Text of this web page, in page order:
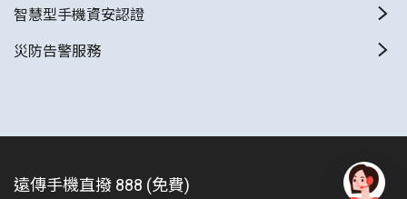
智慧型手機資安認證
災防告警服務
遠傳手機直撥 888 (免費)